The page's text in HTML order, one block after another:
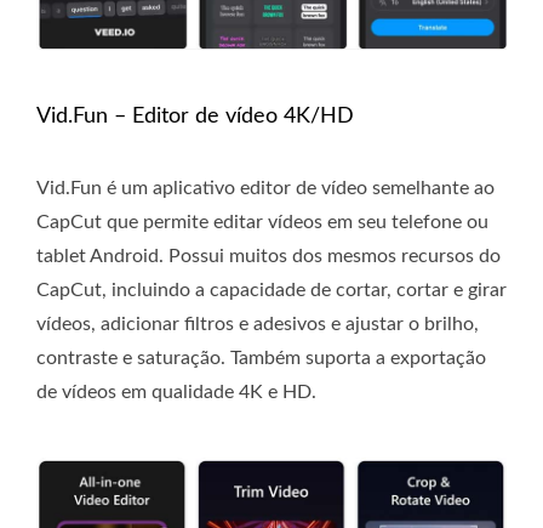
Vid.Fun – Editor de vídeo 4K/HD
Vid.Fun é um aplicativo editor de vídeo semelhante ao
CapCut que permite editar vídeos em seu telefone ou
tablet Android. Possui muitos dos mesmos recursos do
CapCut, incluindo a capacidade de cortar, cortar e girar
vídeos, adicionar filtros e adesivos e ajustar o brilho,
contraste e saturação. Também suporta a exportação
de vídeos em qualidade 4K e HD.